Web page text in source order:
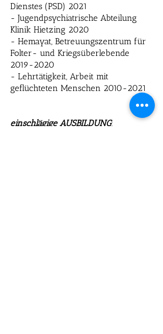
Dienstes (PSD) 2021
- Jugendpsychiatrische Abteilung
Klinik Hietzing 2020
- Hemayat, Betreuungszentrum für
Folter- und Kriegsüberlebende
2019-2020
- Lehrtätigkeit, Arbeit mit
geflüchteten Menschen 2010-2021
einschlägige AUSBILDUNG: